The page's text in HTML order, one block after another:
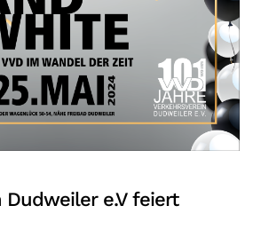
e.V feiert